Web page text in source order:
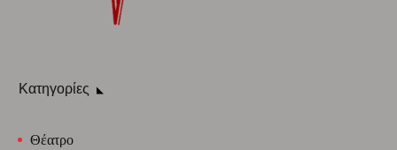
Κατηγορίες
Θέατρο